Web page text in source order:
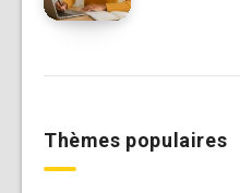
Thèmes populaires